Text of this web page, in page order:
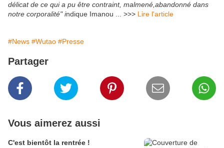
délicat de ce qui a pu être contraint, malmené,abandonné dans
notre corporalité" indique Imanou ... >>> Lire l'article
#News #Wutao #Presse
Partager
Vous aimerez aussi
C'est bientôt la rentrée !